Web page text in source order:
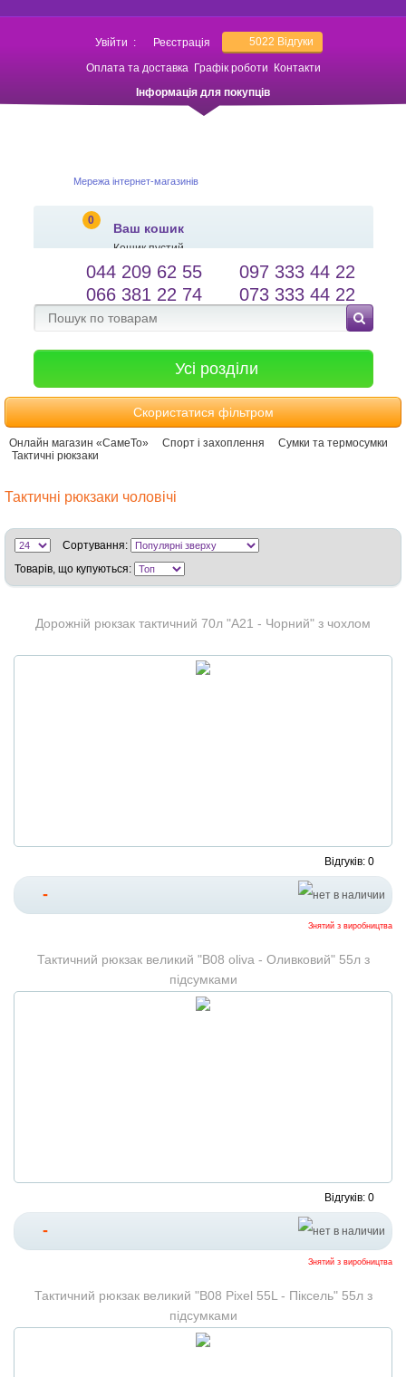
Увійти : Реєстрація 5022 Відгуки
Оплата та доставка Графік роботи
Контакти
Інформація для покупців
Мережа інтернет-магазинів
0
Ваш кошик
Кошик пустий
salessameto@gmail.com
Зворотній зв'язок
Мова сайту
044 209 62 55
097 333 44 22
066 381 22 74
073 333 44 22
Усі розділи
Скористатися фільтром
Онлайн магазин «СамеТо» Спорт і захоплення
Сумки та термосумки
Тактичні рюкзаки
Тактичні рюкзаки чоловічі
Сортування:
Товарів, що купуються:
Дорожній рюкзак тактичний 70л "A21 - Чорний" з чохлом
Відгуків: 0
-
Знятий з виробництва
Тактичний рюкзак великий "B08 oliva - Оливковий" 55л з
підсумками
Відгуків: 0
-
Знятий з виробництва
Тактичний рюкзак великий "B08 Pixel 55L - Піксель" 55л з
підсумками